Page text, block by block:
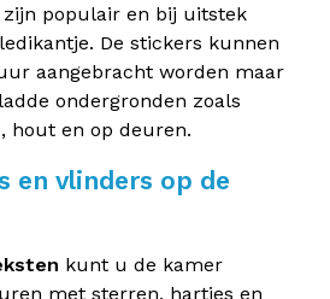
populair en bij uitstek
De stickers kunnen
aangebracht worden maar
ondergronden zoals
hout en op deuren.
en vlinders op de
kunt u de kamer
met sterren, hartjes en